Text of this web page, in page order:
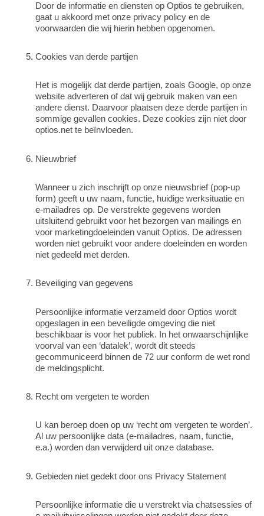
Door de informatie en diensten op Optios te gebruiken,
gaat u akkoord met onze privacy policy en de
voorwaarden die wij hierin hebben opgenomen.
Cookies van derde partijen
Het is mogelijk dat derde partijen, zoals Google, op onze
website adverteren of dat wij gebruik maken van een
andere dienst. Daarvoor plaatsen deze derde partijen in
sommige gevallen cookies. Deze cookies zijn niet door
optios.net te beïnvloeden.
Nieuwbrief
Wanneer u zich inschrijft op onze nieuwsbrief (pop-up
form) geeft u uw naam, functie, huidige werksituatie en
e-mailadres op. De verstrekte gegevens worden
uitsluitend gebruikt voor het bezorgen van mailings en
voor marketingdoeleinden vanuit Optios. De adressen
worden niet gebruikt voor andere doeleinden en worden
niet gedeeld met derden.
Beveiliging van gegevens
Persoonlijke informatie verzameld door Optios wordt
opgeslagen in een beveiligde omgeving die niet
beschikbaar is voor het publiek. In het onwaarschijnlijke
voorval van een ‘datalek’, wordt dit steeds
gecommuniceerd binnen de 72 uur conform de wet rond
de meldingsplicht.
Recht om vergeten te worden
U kan beroep doen op uw ‘recht om vergeten te worden’.
Al uw persoonlijke data (e-mailadres, naam, functie,
e.a.) worden dan verwijderd uit onze database.
Gebieden niet gedekt door ons Privacy Statement
Persoonlijke informatie die u verstrekt via chatsessies of